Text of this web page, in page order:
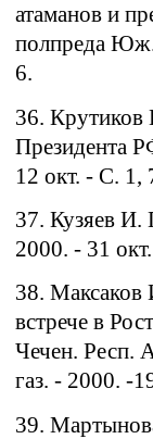
атаманов и
полпреда Юж.
6.
36. Крутиков
Президента
12 окт. - С. 1,
37. Кузяев И.
2000. - 31
38. Максаков
встрече в
Чечен. Респ.
газ. - 2000. -
39.